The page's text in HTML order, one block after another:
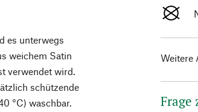
es unterwegs
weichem Satin
verwendet wird.
schützende
°C) waschbar.
Weitere
Frage